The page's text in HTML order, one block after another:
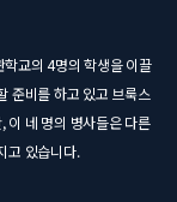
교의 4명의 학생을 이끌
준비를 하고 있고 브룩스
이 네 명의 병사들은 다른
고 있습니다.